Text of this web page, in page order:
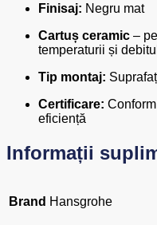
Finisaj: Negru mat
Cartuș ceramic –
temperaturii și
Tip montaj:
Certificare:
eficiență
Informații
Brand Hansgrohe